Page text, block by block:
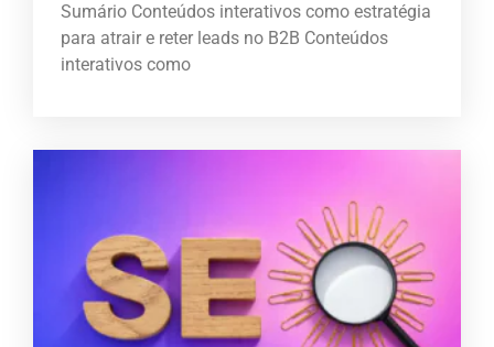
Sumário Conteúdos interativos como estratégia
para atrair e reter leads no B2B Conteúdos
interativos como